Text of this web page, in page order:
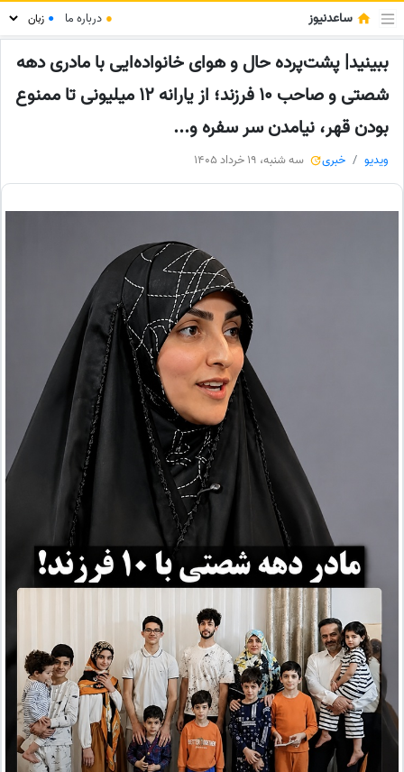
ساعدنیوز ● درباره ما ●
ببینید| پشت‌پرده حال و هوای خانواده‌ایی با مادری دهه
شصتی و صاحب 10 فرزند؛ از یارانه 12 میلیونی تا ممنوع
بودن قهر، نیامدن سر سفره و...
ویدیو خبری سه شنبه، 19 خرداد 1405